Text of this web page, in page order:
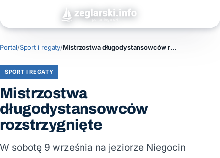
Portal/Sport i regaty/ Mistrzostwa długodystansowców rozstrzygnięte
SPORT I REGATY
Mistrzostwa
długodystansowców
rozstrzygnięte
W sobotę 9 września na jeziorze Niegocin